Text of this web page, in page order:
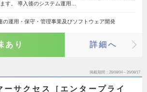
す。 導入後のシステム運用…
の運用・保守・管理事業及びソフトウェア開発
あり 詳細へ
掲載期間 26/08/04～26/08/17
ーサクセス［エンタープライ